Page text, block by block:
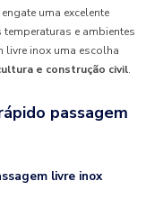
uma excelente
e ambientes
inox uma escolha
e construção civil.
passagem
livre inox